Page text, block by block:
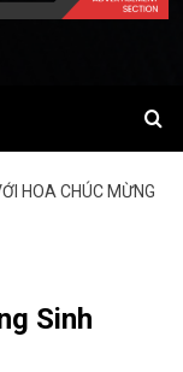
HOA CHÚC MỪNG
Sinh